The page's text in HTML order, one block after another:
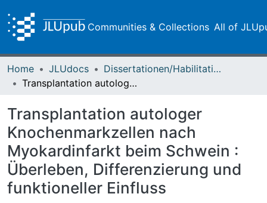
Communities & Collections All of
Home JLUdocs
Dissertationen/Habilitationen
Transplantation autologer Knochenmarkzellen nach Myokardinfarkt beim Schwein : Überleben, Differenzierung und funktioneller Einfluss
Transplantation autologer
Knochenmarkzellen nach
Myokardinfarkt beim Schwein :
Überleben, Differenzierung und
funktioneller Einfluss